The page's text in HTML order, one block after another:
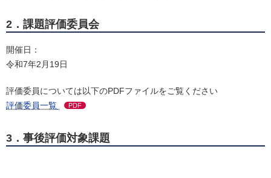
2．課題評価委員会
開催日：
令和7年2月19日
評価委員については以下のPDFファイルをご覧ください
評価委員一覧
PDF
3．事後評価対象課題